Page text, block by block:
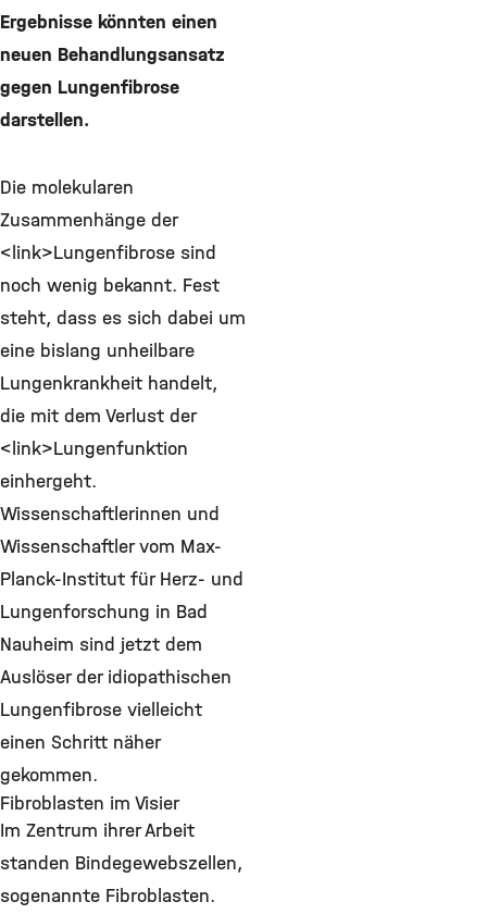
Ergebnisse könnten einen
neuen Behandlungsansatz
gegen Lungenfibrose
darstellen.
Die molekularen
Zusammenhänge der
<link>Lungenfibrose sind
noch wenig bekannt. Fest
steht, dass es sich dabei um
eine bislang unheilbare
Lungenkrankheit handelt,
die mit dem Verlust der
<link>Lungenfunktion
einhergeht.
Wissenschaftlerinnen und
Wissenschaftler vom Max-
Planck-Institut für Herz- und
Lungenforschung in Bad
Nauheim sind jetzt dem
Auslöser der idiopathischen
Lungenfibrose vielleicht
einen Schritt näher
gekommen.
Fibroblasten im Visier
Im Zentrum ihrer Arbeit
standen Bindegewebszellen,
sogenannte Fibroblasten.